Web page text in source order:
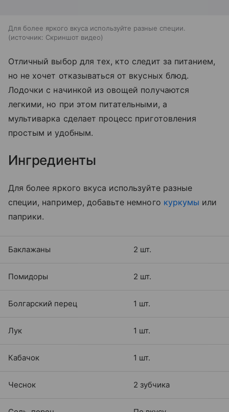
Для более яркого вкуса используйте разные специи.
источник: Скриншот видео
Отличный выбор для тех, кто следит за питанием,
но не хочет отказываться от вкусных блюд.
Лодочки с начинкой из овощей получаются
легкими, но при этом питательными, а
мультиварка сделает процесс приготовления
простым и удобным.
Ингредиенты
Для более яркого вкуса используйте разные
специи, например, добавьте немного куркумы или
паприки.
Баклажаны 2 шт.
Помидоры 2 шт.
Болгарский перец 1 шт.
Лук 1 шт.
Кабачок 1 шт.
Чеснок 2 зубчика